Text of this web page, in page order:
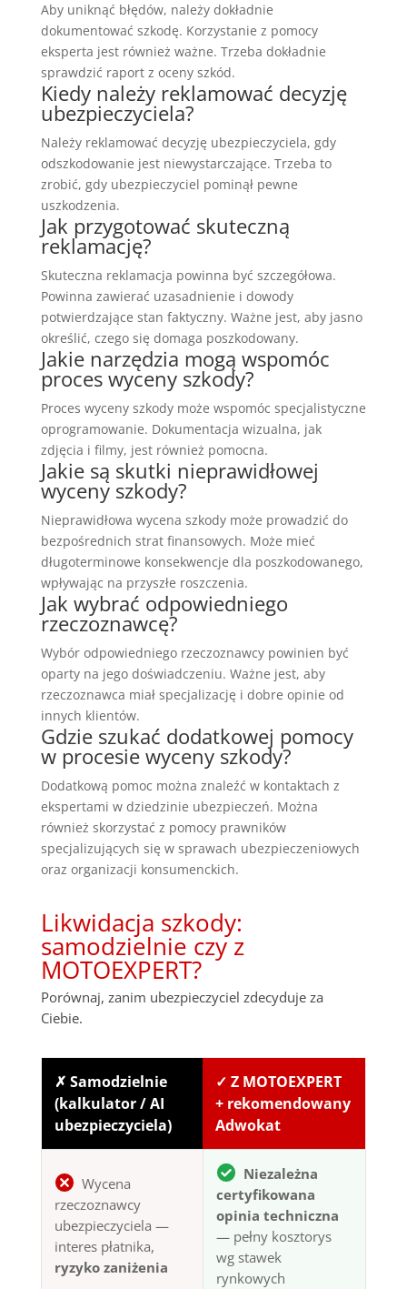
Aby uniknąć błędów, należy dokładnie
dokumentować szkodę. Korzystanie z pomocy
eksperta jest również ważne. Trzeba dokładnie
sprawdzić raport z oceny szkód.
Kiedy należy reklamować decyzję
ubezpieczyciela?
Należy reklamować decyzję ubezpieczyciela, gdy
odszkodowanie jest niewystarczające. Trzeba to
zrobić, gdy ubezpieczyciel pominął pewne
uszkodzenia.
Jak przygotować skuteczną
reklamację?
Skuteczna reklamacja powinna być szczegółowa.
Powinna zawierać uzasadnienie i dowody
potwierdzające stan faktyczny. Ważne jest, aby jasno
określić, czego się domaga poszkodowany.
Jakie narzędzia mogą wspomóc
proces wyceny szkody?
Proces wyceny szkody może wspomóc specjalistyczne
oprogramowanie. Dokumentacja wizualna, jak
zdjęcia i filmy, jest również pomocna.
Jakie są skutki nieprawidłowej
wyceny szkody?
Nieprawidłowa wycena szkody może prowadzić do
bezpośrednich strat finansowych. Może mieć
długoterminowe konsekwencje dla poszkodowanego,
wpływając na przyszłe roszczenia.
Jak wybrać odpowiedniego
rzeczoznawcę?
Wybór odpowiedniego rzeczoznawcy powinien być
oparty na jego doświadczeniu. Ważne jest, aby
rzeczoznawca miał specjalizację i dobre opinie od
innych klientów.
Gdzie szukać dodatkowej pomocy
w procesie wyceny szkody?
Dodatkową pomoc można znaleźć w kontaktach z
ekspertami w dziedzinie ubezpieczeń. Można
również skorzystać z pomocy prawników
specjalizujących się w sprawach ubezpieczeniowych
oraz organizacji konsumenckich.
Likwidacja szkody:
samodzielnie czy z
MOTOEXPERT?
Porównaj, zanim ubezpieczyciel zdecyduje za
Ciebie.
✗ Samodzielnie
(kalkulator / AI
ubezpieczyciela)
✓ Z MOTOEXPERT
+ rekomendowany
Adwokat
Wycena
rzeczoznawcy
ubezpieczyciela —
interes płatnika,
ryzyko zaniżenia
Niezależna
certyfikowana
opinia techniczna
— pełny kosztorys
wg stawek
rynkowych